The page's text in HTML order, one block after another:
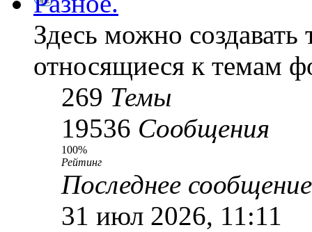
Здесь можно
относящиеся к темам
269 Темы
19536 Сообщения
100%
Рейтинг
Последнее сообщение
31 июл 2026, 11:11